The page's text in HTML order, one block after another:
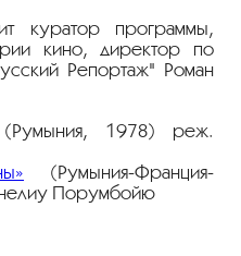
куратор программы,
кино, директор по
Репортаж" Роман
1978) реж.
(Румыния-Франция-
Порумбойю